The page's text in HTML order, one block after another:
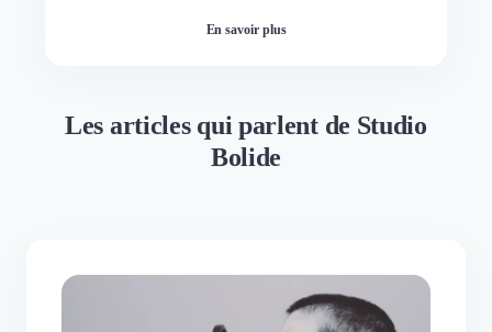
En savoir plus
Les articles qui parlent de Studio
Bolide